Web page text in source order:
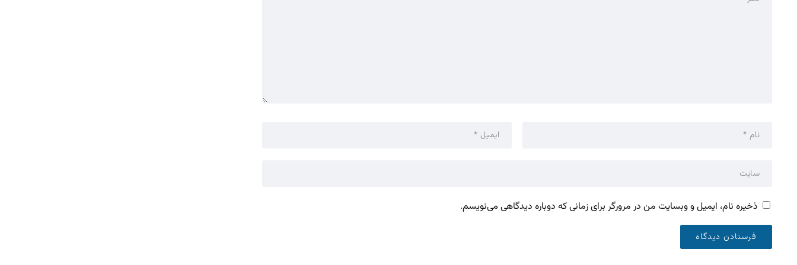
ذخیره نام، ایمیل و وبسایت من در مرورگر برای زمانی که دوباره دیدگاهی می‌نویسم.